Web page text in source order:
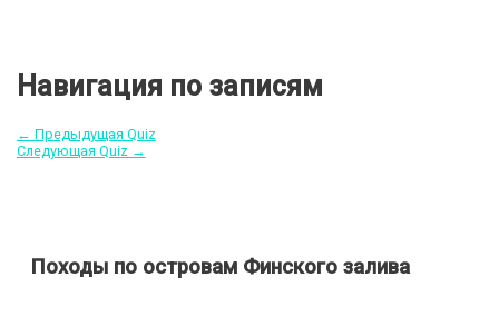
Навигация по записям
← Предыдущая Quiz
Следующая Quiz →
Походы по островам Финского залива